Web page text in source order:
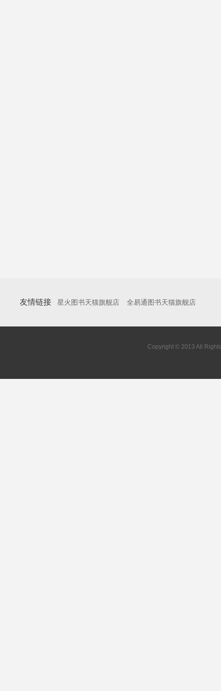
友情链接 星火图书天猫旗舰店 全易通图书天猫旗舰店
Copyright © 2013 All